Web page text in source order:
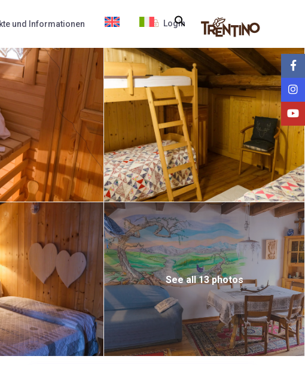
Login
und Informationen
See all 13 photos